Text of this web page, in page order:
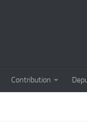
Contribution